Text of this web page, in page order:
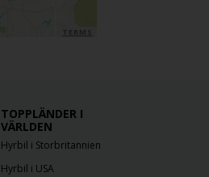
TOPPLÄNDER I
VÄRLDEN
Hyrbil i Storbritannien
Hyrbil i USA